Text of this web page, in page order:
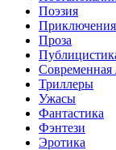
Поэзия
Приключения
Проза
Современная
Триллеры
Ужасы
Фантастика
Фэнтези
Эротика